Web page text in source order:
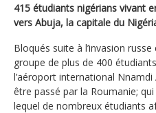
415 étudiants nigérians vivant
vers Abuja, la capitale du
Bloqués suite à l’invasion russe
groupe de plus de 400
l’aéroport international
être passé par la Roumanie; qui
lequel de nombreux étudiants